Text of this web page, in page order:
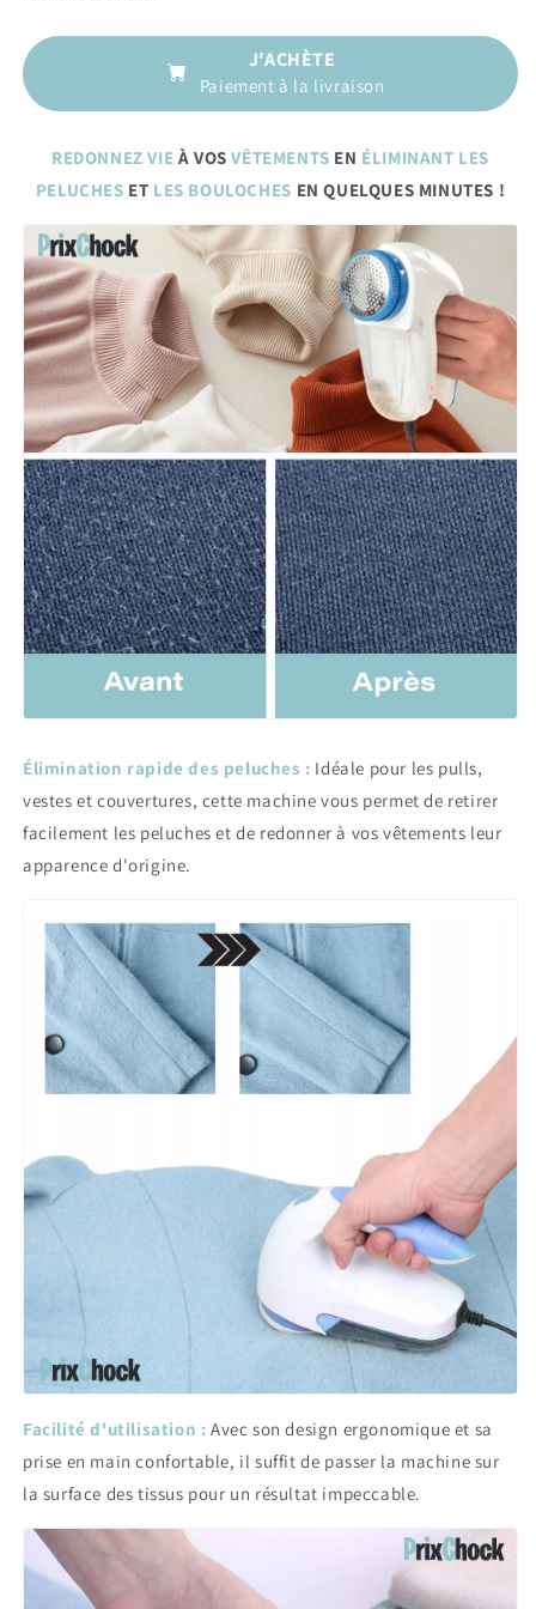
J'ACHÈTE
Paiement à la livraison
REDONNEZ VIE À VOSVÊTEMENTS EN ÉLIMINANT LES
PELUCHES ET LES BOULOCHES EN QUELQUES MINUTES !
Élimination rapide des peluches : Idéale pour les pulls,
vestes et couvertures, cette machine vous permet de retirer
facilement les peluches et de redonner à vos vêtements leur
apparence d'origine.
Facilité d'utilisation : Avec son design ergonomique et sa
prise en main confortable, il suffit de passer la machine sur
la surface des tissus pour un résultat impeccable.